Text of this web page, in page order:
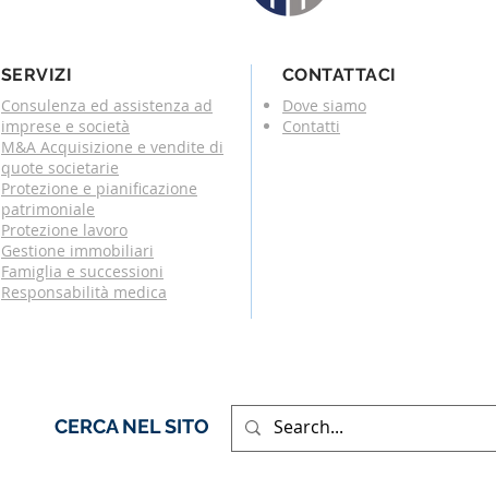
SERVIZI CONTATTACI
Consulenza ed assistenza ad
imprese e società
M&A Acquisizione e vendite di
quote societarie
Protezione e pianificazione
patrimoniale
Protezione lavoro
Gestione immobiliari
Famiglia e successioni
Responsabilità medica
Dove siamo
Contatti
CERCA NEL SITO